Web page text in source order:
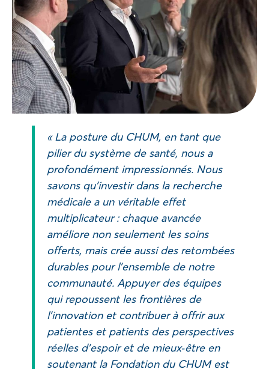
« La posture du CHUM, en tant que
pilier du système de santé, nous a
profondément impressionnés. Nous
savons qu’investir dans la recherche
médicale a un véritable effet
multiplicateur : chaque avancée
améliore non seulement les soins
offerts, mais crée aussi des retombées
durables pour l’ensemble de notre
communauté. Appuyer des équipes
qui repoussent les frontières de
l’innovation et contribuer à offrir aux
patientes et patients des perspectives
réelles d’espoir et de mieux‑être en
soutenant la Fondation du CHUM est